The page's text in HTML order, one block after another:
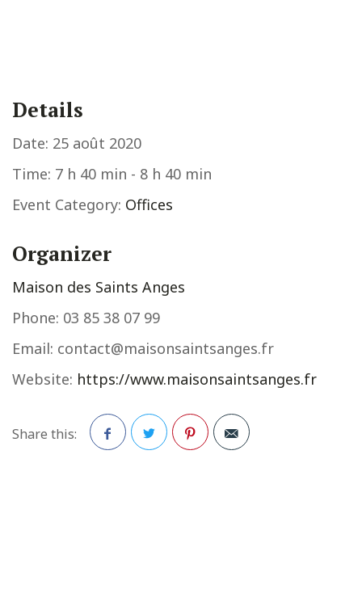
Details
Date: 25 août 2020
Time: 7 h 40 min - 8 h 40 min
Event Category: Offices
Organizer
Maison des Saints Anges
Phone: 03 85 38 07 99
Email: contact@maisonsaintsanges.fr
Website: https://www.maisonsaintsanges.fr
Share this: